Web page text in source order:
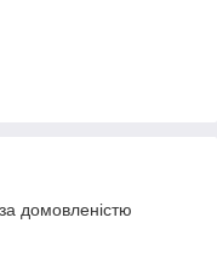
домовленістю